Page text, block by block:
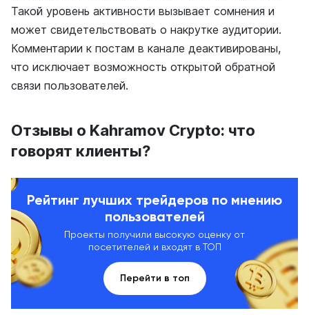
Такой уровень активности вызывает сомнения и
может свидетельствовать о накрутке аудитории.
Комментарии к постам в канале деактивированы,
что исключает возможность открытой обратной
связи пользователей.
Отзывы о Kahramov Crypto: что
говорят клиенты?
Рейтинг лучших трейдеров по мнению
пользователей
Проекты получили высокую оценку от
посетителей и входят в ТОП
Перейти в топ